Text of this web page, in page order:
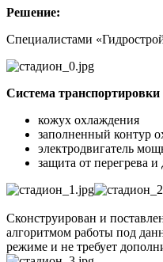
Решение:
Специалистами
Система транспортировки
кожух охлаждения
заполненный контур
электродвигатель
защита от перегрева
Сконструирован и
алгоритмом работы под
режиме и не требует